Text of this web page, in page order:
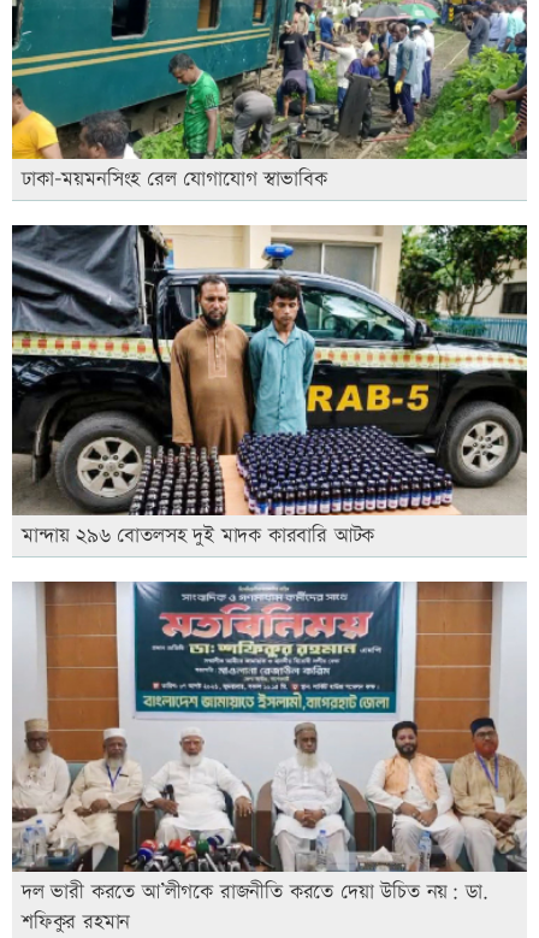
ঢাকা-ময়মনসিংহ রেল যোগাযোগ স্বাভাবিক
মান্দায় ২৯৬ বোতলসহ দুই মাদক কারবারি আটক
দল ভারী করতে আ’লীগকে রাজনীতি করতে দেয়া উচিত নয়: ডা.
শফিকুর রহমান